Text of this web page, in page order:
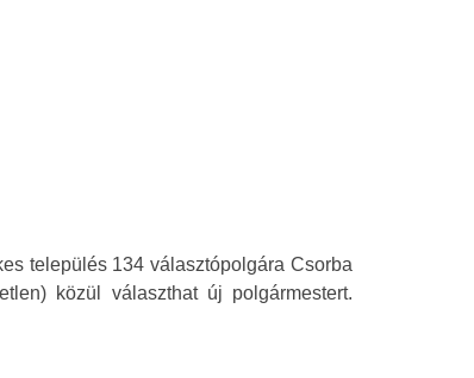
település 134 választópolgára Csorba
közül választhat új polgármestert.